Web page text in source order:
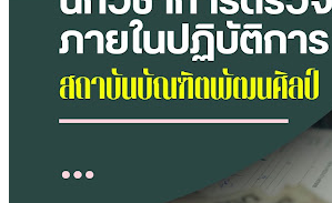
สถาบัน
บัณฑิต
พัฒน
ศิลป์